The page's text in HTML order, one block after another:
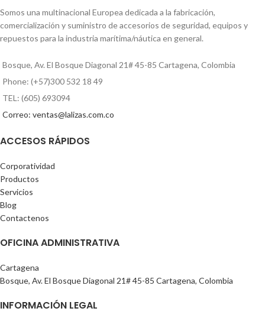
Somos una multinacional Europea dedicada a la fabricación,
comercialización y suministro de accesorios de seguridad, equipos y
repuestos para la industria marítima/náutica en general.
Bosque, Av. El Bosque Diagonal 21# 45-85 Cartagena, Colombia
Phone: (+57)300 532 18 49
TEL: (605) 693094
Correo: ventas@lalizas.com.co
ACCESOS RÁPIDOS
Corporatividad
Productos
Servicios
Blog
Contactenos
OFICINA ADMINISTRATIVA
Cartagena
Bosque, Av. El Bosque Diagonal 21# 45-85 Cartagena, Colombia
INFORMACIÓN LEGAL